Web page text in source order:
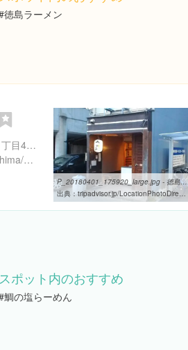
徳島ラーメン
徳島県徳島市寺島本町西1丁目45-1
https://tabelog.com/tokushima/A3601/A360101/36004932/
P_20180401_175920_large.jpg - 徳島市、堂の浦 駅前店の写真 ...
出典：tripadvisor.jp/LocationPhotoDirectLink-g298236-d8737032-i310352538-Donoura_Ekimae-Tokushima_Tokushima_Prefecture_Shikoku.html
スポット内のおすすめ
鯛の塩らーめん